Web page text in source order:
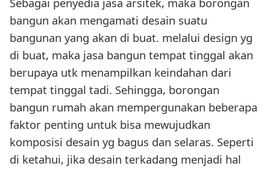
bangun akan mengamati desain suatu
bangunan yang akan di buat. melalui design yg
di buat, maka jasa bangun tempat tinggal akan
berupaya utk menampilkan keindahan dari
tempat tinggal tadi. Sehingga, borongan
bangun rumah akan mempergunakan beberapa
faktor penting untuk bisa mewujudkan
komposisi desain yg bagus dan selaras. Seperti
di ketahui, jika desain terkadang menjadi hal